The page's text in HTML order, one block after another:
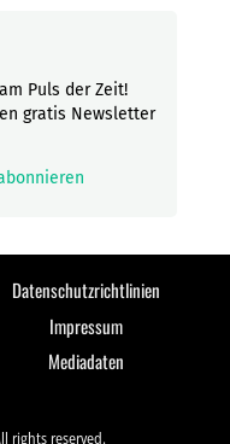
Puls der Zeit!
gratis Newsletter
Datenschutzrichtlinien
Impressum
Mediadaten
rights reserved.